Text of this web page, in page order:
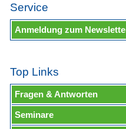
Service
Anmeldung zum
Top Links
Fragen & Antworten
Seminare